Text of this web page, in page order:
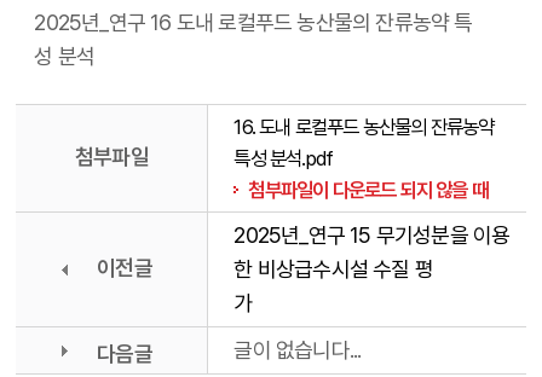
2025년_연구 16 도내 로컬푸드 농산물의 잔류농약 특
성 분석
첨부파일
16. 도내 로컬푸드 농산물의 잔류농약
특성 분석.pdf
첨부파일이 다운로드 되지 않을 때
이전글
2025년_연구 15 무기성분을 이용
한 비상급수시설 수질 평
가
다음글
글이 없습니다...